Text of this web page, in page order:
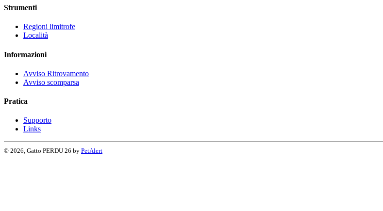
Strumenti
Regioni limitrofe
Località
Informazioni
Avviso Ritrovamento
Avviso scomparsa
Pratica
Supporto
Links
© 2026, Gatto PERDU 26 by PetAlert